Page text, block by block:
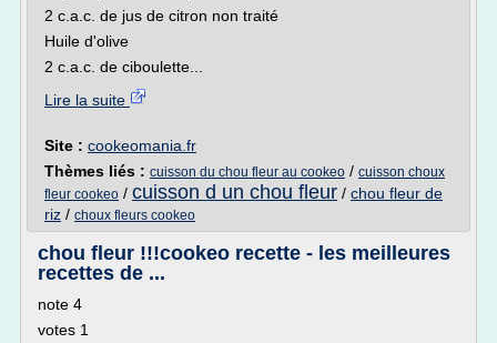
2 c.a.c. de jus de citron non traité
Huile d'olive
2 c.a.c. de ciboulette...
Lire la suite
Site : cookeomania.fr
Thèmes liés : cuisson du chou fleur au cookeo / cuisson choux
fleur cookeo / cuisson d un chou fleur / chou fleur de
riz / choux fleurs cookeo
chou fleur !!!cookeo recette - les meilleures
recettes de ...
note 4
votes 1